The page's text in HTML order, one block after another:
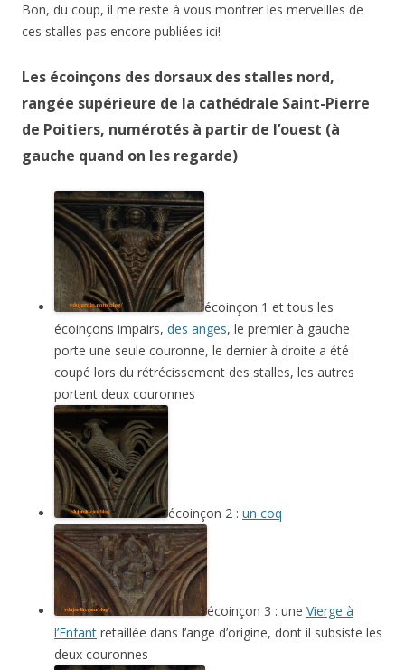
Bon, du coup, il me reste à vous montrer les merveilles de
ces stalles pas encore publiées ici!
Les écoinçons des dorsaux des stalles nord,
rangée supérieure de la cathédrale Saint-Pierre
de Poitiers, numérotés à partir de l’ouest (à
gauche quand on les regarde)
écoinçon 1 et tous les
écoinçons impairs, des anges, le premier à gauche
porte une seule couronne, le dernier à droite a été
coupé lors du rétrécissement des stalles, les autres
portent deux couronnes
écoinçon 2 : un coq
écoinçon 3 : une Vierge à
l’Enfant retaillée dans l’ange d’origine, dont il subsiste les
deux couronnes